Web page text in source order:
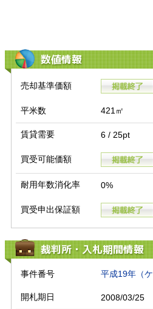
数値情報
売却基準価額
平米数 421㎡
賃貸需要 6 / 25pt
買受可能価額
耐用年数消化率 0%
買受申出保証額
裁判所・入札期間情報
事件番号 平成19年（
開札期日 2008/03/25